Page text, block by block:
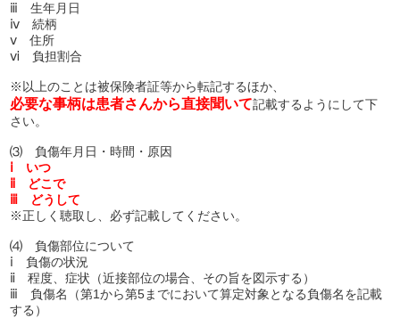
ⅲ 生年月日
ⅳ 続柄
ⅴ 住所
ⅵ 負担割合
※以上のことは被保険者証等から転記するほか、
必要な事柄は患者さんから直接聞いて記載するようにして下
さい。
⑶ 負傷年月日・時間・原因
ⅰ いつ
ⅱ どこで
ⅲ どうして
※正しく聴取し、必ず記載してください。
⑷ 負傷部位について
ⅰ 負傷の状況
ⅱ 程度、症状（近接部位の場合、その旨を図示する）
ⅲ 負傷名（第1から第5までにおいて算定対象となる負傷名を記載
する）